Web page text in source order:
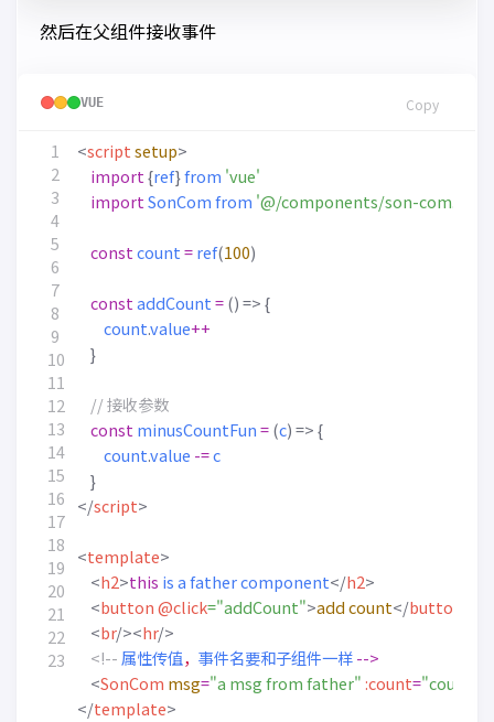
然后在父组件接收事件
VUE Copy
4
7
14
17
<script setup>
import {ref}from 'vue'
import SonCom from '@/components/son-com.vue'
const count =ref(100)
const addCount =() => {
count.value++
}
const minusCountFun =(c) => {
count.value -=c
}
</script>
<template>
<h2>this is a fathercomponent</h2>
<button @click="addCount">add count</button
<br/><hr/>
<!-- 属性传值，事件名要和子组件一样-->
<SonCom msg="a msg from father" :count="count"
</template>